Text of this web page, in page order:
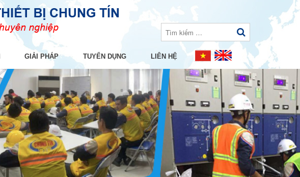
GIẢI PHÁP TUYỂN DỤNG LIÊN HỆ